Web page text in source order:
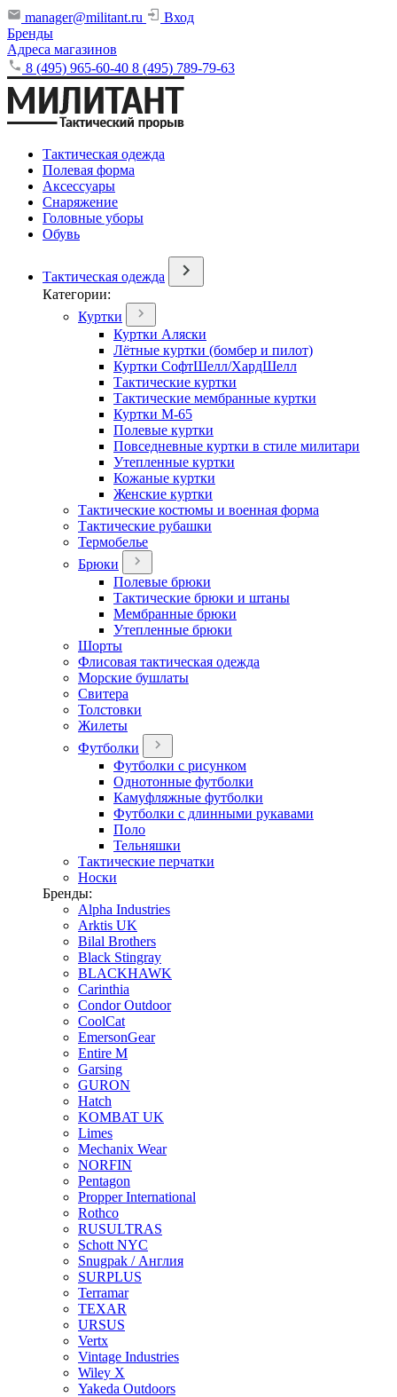
manager@militant.ru
Вход
Бренды
Адреса магазинов
8 (495) 965-60-40 8 (495) 789-79-63
Тактическая одежда
Полевая форма
Аксессуары
Снаряжение
Головные уборы
Обувь
Тактическая одежда
Категории:
Куртки
Куртки Аляски
Лётные куртки (бомбер и пилот)
Куртки СофтШелл/ХардШелл
Тактические куртки
Тактические мембранные куртки
Куртки М-65
Полевые куртки
Повседневные куртки в стиле милитари
Утепленные куртки
Кожаные куртки
Женские куртки
Тактические костюмы и военная форма
Тактические рубашки
Термобелье
Брюки
Полевые брюки
Тактические брюки и штаны
Мембранные брюки
Утепленные брюки
Шорты
Флисовая тактическая одежда
Морские бушлаты
Свитера
Толстовки
Жилеты
Футболки
Футболки с рисунком
Однотонные футболки
Камуфляжные футболки
Футболки с длинными рукавами
Поло
Тельняшки
Тактические перчатки
Носки
Бренды:
Alpha Industries
Arktis UK
Bilal Brothers
Black Stingray
BLACKHAWK
Carinthia
Condor Outdoor
CoolCat
EmersonGear
Entire M
Garsing
GURON
Hatch
KOMBAT UK
Limes
Mechanix Wear
NORFIN
Pentagon
Propper International
Rothco
RUSULTRAS
Schott NYC
Snugpak / Англия
SURPLUS
Terramar
TEXAR
URSUS
Vertx
Vintage Industries
Wiley X
Yakeda Outdoors